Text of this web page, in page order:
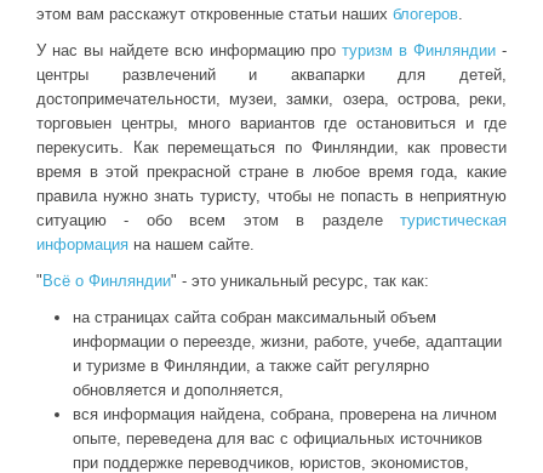
этом вам расскажут откровенные статьи наших блогеров.
У нас вы найдете всю информацию протуризм в Финляндии -
центры развлечений и аквапарки для детей,
достопримечательности, музеи, замки, озера, острова, реки,
торговыен центры, много вариантов где остановиться и где
перекусить. Как перемещаться по Финляндии, как провести
время в этой прекрасной стране в любое время года, какие
правила нужно знать туристу, чтобы не попасть в неприятную
ситуацию - обо всем этом в разделе туристическая
информация на нашем сайте.
" Всё о Финляндии" - это уникальный ресурс, так как:
на страницах сайта собран максимальный объем
информации о переезде, жизни, работе, учебе, адаптации
и туризме в Финляндии, а также сайт регулярно
обновляется и дополняется,
вся информация найдена, собрана, проверена на личном
опыте, переведена для вас с официальных источников
при поддержке переводчиков, юристов, экономистов,